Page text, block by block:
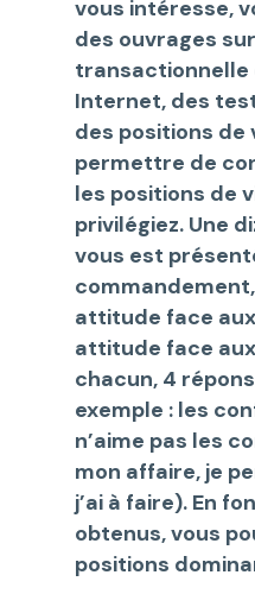
vous intéresse,
des ouvrages
transactionnelle
Internet, des
des positions de
permettre de
les positions de
privilégiez. Une
vous est
attitude face
attitude face
chacun, 4
exemple : les
n’aime pas les
mon affaire, je
j’ai à faire). En
obtenus, vous
positions